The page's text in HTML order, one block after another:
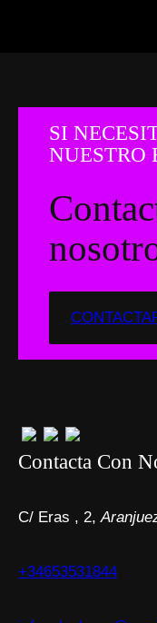
SI
NUESTRO
Contacta Con
C/ Eras , 2,
+34653531844